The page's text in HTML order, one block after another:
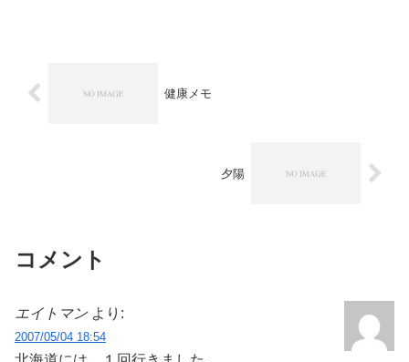
健康メモ
夕陽
コメント
エイトマン より:
2007/05/04 18:54